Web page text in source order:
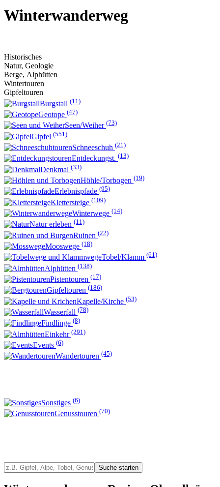
Winterwanderweg
Historisches
Natur, Geologie
Berge, Alphütten
Wintertouren
Gipfeltouren
Burgstall (11)
Geotope (47)
Seen/Weiher (73)
Gipfel (551)
Schneeschuh (21)
Entdeckungst. (13)
Denkmal (33)
Höhle/Torbogen (19)
Erlebnispfade (95)
Klettersteige (109)
Winterwege (14)
Natur erleben (11)
Ruinen (22)
Mooswege (18)
Tobel/Klamm (61)
Alphütten (138)
Pistentouren (17)
Gipfeltouren (186)
Kapelle/Kirche (53)
Wasserfall (78)
Findlinge (8)
Einkehr (291)
Events (6)
Wandertouren (45)
Sonstiges (6)
Genusstouren (70)